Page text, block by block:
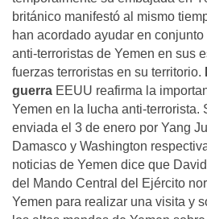
británico manifestó al mismo
han acordado ayudar en
anti-terroristas de Yemen en sus
fuerzas terroristas en su territorio.
guerra EEUU reafirma la
Yemen en la lucha anti-terrorista.
enviada el 3 de enero por Yang
Damasco y Washington
noticias de Yemen dice que
del Mando Central del Ejército
Yemen para realizar una visita y